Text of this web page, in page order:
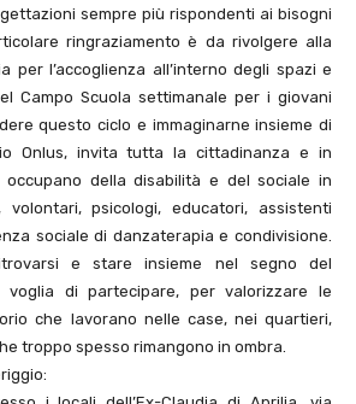
sempre più rispondenti ai bisogni
ringraziamento è da rivolgere alla
per l’accoglienza all’interno degli spazi e
Campo Scuola settimanale per i giovani
questo ciclo e immaginarne insieme di
Onlus, invita tutta la cittadinanza e in
della disabilità e del sociale in
psicologi, educatori, assistenti
sociale di danzaterapia e condivisione.
e stare insieme nel segno del
di partecipare, per valorizzare le
che lavorano nelle case, nei quartieri,
troppo spesso rimangono in ombra.